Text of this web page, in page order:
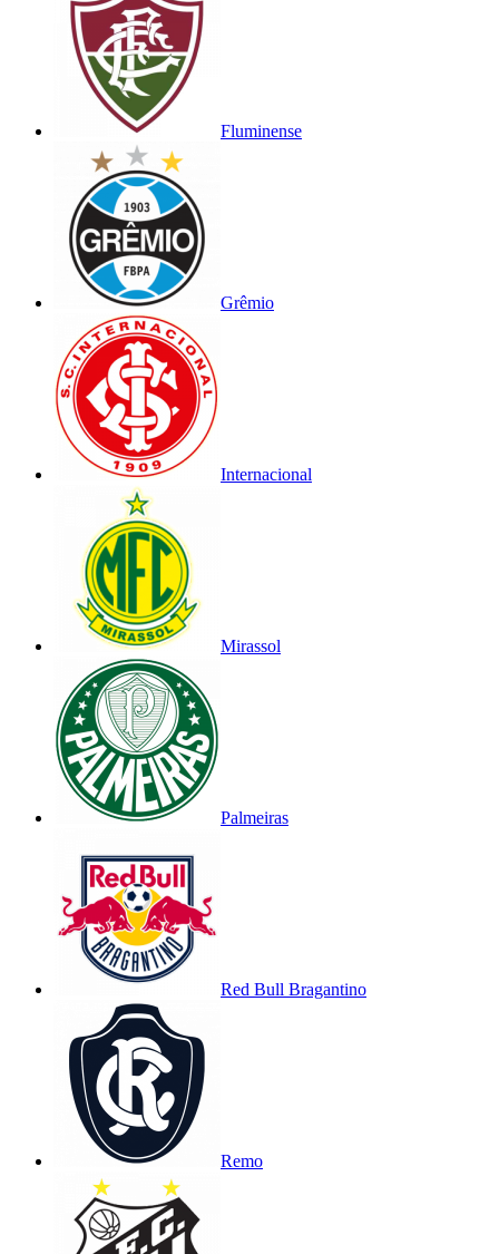
Fluminense
Grêmio
Internacional
Mirassol
Palmeiras
Red Bull Bragantino
Remo